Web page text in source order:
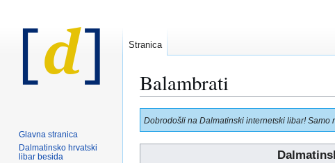
Balambrati
Prijeđi
na
navigaciju
Prijeđi
na
pretraživanje
Dobrodošli na Dalmatinski internetski libar!
Stranica
Glavna stranica
Dalmatinsko hrvatski
libar besida